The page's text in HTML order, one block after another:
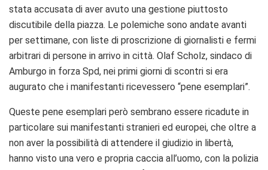
stata accusata di aver avuto una gestione piuttosto
discutibile della piazza. Le polemiche sono andate avanti
per settimane, con liste di proscrizione di giornalisti e fermi
arbitrari di persone in arrivo in città. Olaf Scholz, sindaco di
Amburgo in forza Spd, nei primi giorni di scontri si era
augurato che i manifestanti ricevessero “pene esemplari”.
Queste pene esemplari però sembrano essere ricadute in
particolare sui manifestanti stranieri ed europei, che oltre a
non aver la possibilità di attendere il giudizio in libertà,
hanno visto una vero e propria caccia all’uomo, con la polizia